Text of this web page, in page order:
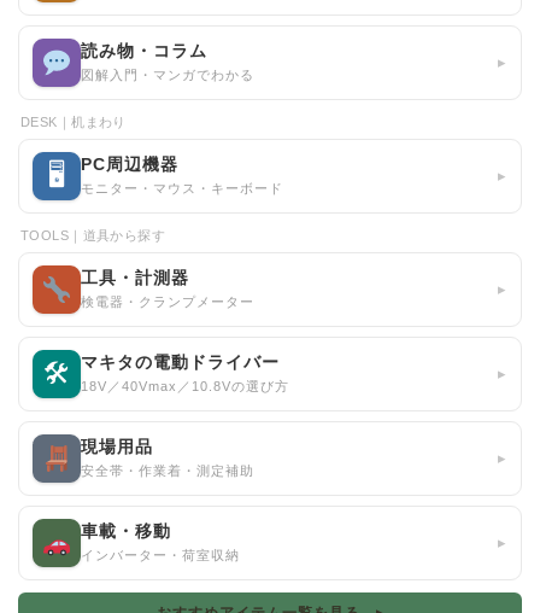
読み物・コラム
図解入門・マンガでわかる
▸
DESK｜机まわり
🖥 PC周辺機器
モニター・マウス・キーボード
▸
TOOLS｜道具から探す
工具・計測器
検電器・クランプメーター
▸
🛠 マキタの電動ドライバー
18V／40Vmax／10.8Vの選び方
▸
現場用品
安全帯・作業着・測定補助
▸
車載・移動
インバーター・荷室収納
▸